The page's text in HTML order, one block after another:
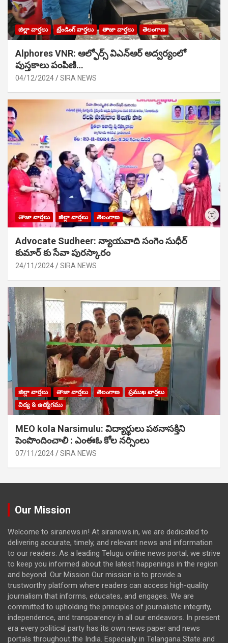
జిల్లా వార్తలు ట్రేండింగ్ వార్తలు తాజా వార్తలు తెలంగాణ
Alphores VNR: ఆల్ఫోర్స్ విఎన్ఆర్ అద్వర్యంలో
పుస్తకాలు పంపిణి…
04/12/2024 SIRA NEWS
తాజా వార్తలు జిల్లా వార్తలు తెలంగాణ
Advocate Sudheer: న్యాయవాది సంగెం సుధీర్
కుమార్ కు సేవా పురస్కారం
24/11/2024 SIRA NEWS
జిల్లా వార్తలు తాజా వార్తలు తెలంగాణ
ప్రముఖ వార్తలు
విద్య & ఉద్యోగము
MEO kola Narsimulu: విద్యార్థులు పఠ‌నాసక్తిని
పెంపొందించాలి : ఎంఈఓ కోల నర్సింలు
07/11/2024 SIRA NEWS
Our Mission
Welcome to siranews.in! At siranews.in, we are dedicated to
delivering accurate, timely, and relevant news and information
to our readers. As a leading Telugu online news portal, we strive
to keep you informed about the latest happenings in the region
and beyond. Our Mission Our mission is to provide a
trustworthy platform where readers can access high-quality
journalism that informs, educates, and engages. We are
committed to upholding the principles of journalistic integrity,
independence, and transparency in all our endeavors. In present
era every political party has its own news paper and news
portals throughout the India. Especially in Telangana State and